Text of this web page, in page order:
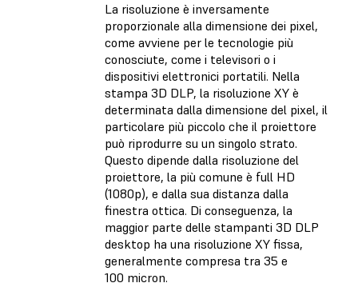
La risoluzione è inversamente
proporzionale alla dimensione dei pixel,
come avviene per le tecnologie più
conosciute, come i televisori o i
dispositivi elettronici portatili. Nella
stampa 3D DLP, la risoluzione XY è
determinata dalla dimensione del pixel, il
particolare più piccolo che il proiettore
può riprodurre su un singolo strato.
Questo dipende dalla risoluzione del
proiettore, la più comune è full HD
(1080p), e dalla sua distanza dalla
finestra ottica. Di conseguenza, la
maggior parte delle stampanti 3D DLP
desktop ha una risoluzione XY fissa,
generalmente compresa tra 35 e
100 micron.